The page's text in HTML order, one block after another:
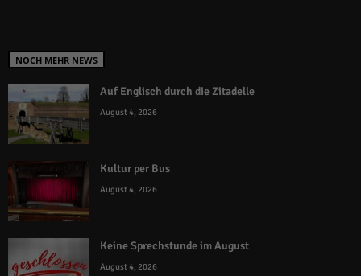
NOCH MEHR NEWS
Auf Englisch durch die Zitadelle
August 4, 2026
Kultur per Bus
August 4, 2026
Keine Sprechstunde im August
August 4, 2026